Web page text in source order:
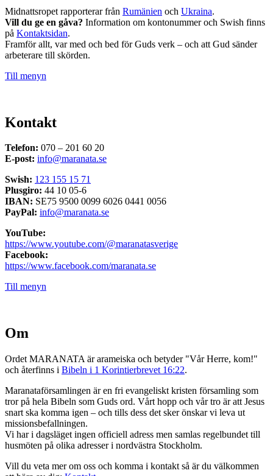
Midnattsropet rapporterar från Rumänien och Ukraina.
Vill du ge en gåva? Information om kontonummer och Swish finns
på Kontaktsidan.
Framför allt, var med och bed för Guds verk – och att Gud sänder
arbeterare till skörden.
Till menyn
Kontakt
Telefon: 070 – 201 60 20
E-post: info@maranata.se
Swish: 123 155 15 71
Plusgiro: 44 10 05-6
IBAN: SE75 9500 0099 6026 0441 0056
PayPal: info@maranata.se
YouTube:
https://www.youtube.com/@maranatasverige
Facebook:
https://www.facebook.com/maranata.se
Till menyn
Om
Ordet MARANATA är arameiska och betyder "Vår Herre, kom!"
och återfinns i Bibeln i 1 Korintierbrevet 16:22.
Maranataförsamlingen är en fri evangeliskt kristen församling som
tror på hela Bibeln som Guds ord. Vårt hopp och vår tro är att Jesus
snart ska komma igen – och tills dess det sker önskar vi leva ut
missionsbefallningen.
Vi har i dagsläget ingen officiell adress men samlas regelbundet till
husmöten på olika adresser i nordvästra Stockholm.
Vill du veta mer om oss och komma i kontakt så är du välkommen